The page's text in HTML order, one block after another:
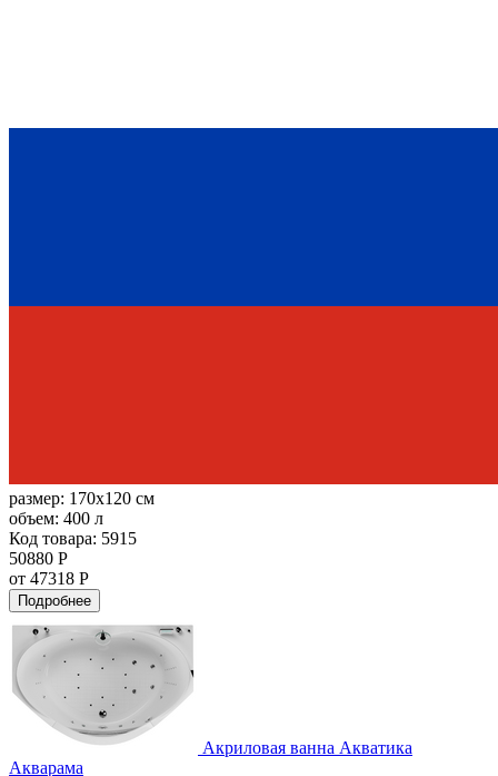
размер: 170x120 см
объем: 400 л
Код товара: 5915
50880 Р
от 47318 Р
Подробнее
Акриловая ванна Акватика
Акварама